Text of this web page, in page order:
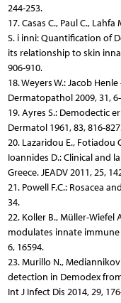
244-253.
17. Casas C., Paul C.,
S. i inni: Quantification of
its relationship to skin
906-910.
18. Weyers W.: Jacob
Dermatopathol 2009, 31,
19. Ayres S.: Demodectic
Dermatol 1961, 83, 816-
20. Lazaridou E., Fotiadou
Ioannides D.: Clinical and
Greece. JEADV 2011, 25,
21. Powell F.C.: Rosacea
34.
22. Koller B., Müller-Wiefel
modulates innate immune
6, 16594.
23. Murillo N.,
detection in Demodex
Int J Infect Dis 2014, 29,